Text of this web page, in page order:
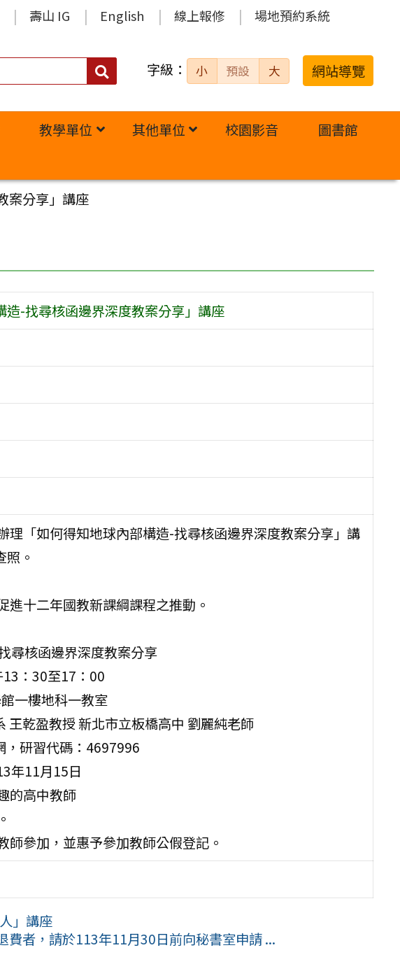
壽山 IG English 線上報修 場地預約系統
搜
字級： 小 預設 大 網站導覽
教學單位 其他單位 校園影音
圖書館
案分享」講座
-找尋核函邊界深度教案分享」講座
理「如何得知地球內部構造-找尋核函邊界深度教案分享」講
。
進十二年國教新課綱課程之推動。
尋核函邊界深度教案分享
：30至17：00
一樓地科一教室
王乾盈教授 新北市立板橋高中 劉麗純老師
，研習代碼：4697996
年11月15日
的高中教師
師參加，並惠予參加教師公假登記。
」講座
費者，請於113年11月30日前向秘書室申請 ...